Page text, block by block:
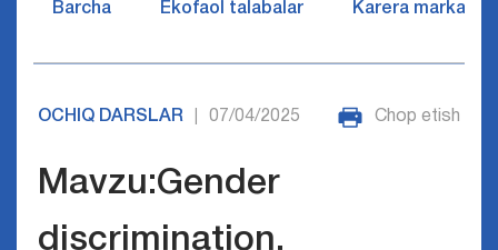
Barcha Ekofaol talabalar Karera markazi
OCHIQ DARSLAR 07/04/2025 Chop etish
Mavzu:Gender
discrimination.